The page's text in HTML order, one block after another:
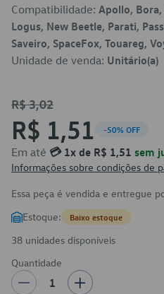
Compatibilidade: Apollo,
Logus, New Beetle, Parati,
Saveiro, SpaceFox, Touareg,
Unidade de venda: Unitário(a)
R$ 3,02
R$ 1,51 -50% OFF
Em até 💳 1x de R$ 1,51 sem
Informações sobre condições de
Essa peça é vendida e entregue
Estoque: Baixo estoque
38 unidades disponíveis
Quantidade
1